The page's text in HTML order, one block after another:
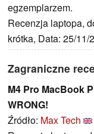
egzemplarzem.
Recenzja laptopa,
krótka, Data: 25/11/
Zagraniczne
M4 Pro MacBook
WRONG!
Źródło: Max Tech